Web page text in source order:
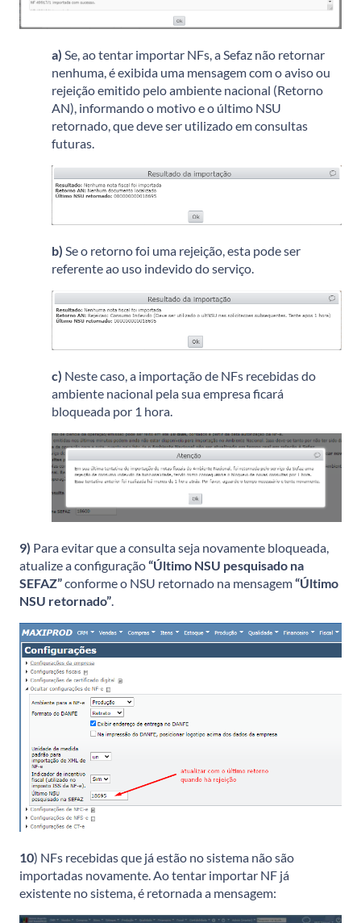
a) Se, ao tentar importar NFs, a Sefaz não retornar
nenhuma, é exibida uma mensagem com o aviso ou
rejeição emitido pelo ambiente nacional (Retorno
AN), informando o motivo e o último NSU
retornado, que deve ser utilizado em consultas
futuras.
b) Se o retorno foi uma rejeição, esta pode ser
referente ao uso indevido do serviço.
c) Neste caso, a importação de NFs recebidas do
ambiente nacional pela sua empresa ficará
bloqueada por 1 hora.
9) Para evitar que a consulta seja novamente bloqueada,
atualize a configuração“Último NSU pesquisado na
SEFAZ”conforme o NSU retornado na mensagem“Último
NSU retornado”
10) NFs recebidas que já estão no sistema não são
importadas novamente. Ao tentar importar NF já
existente no sistema, é retornada a mensagem: